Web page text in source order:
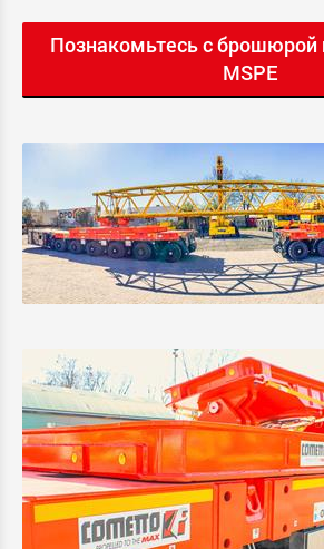
Познакомьтесь с брошюрой
MSPE